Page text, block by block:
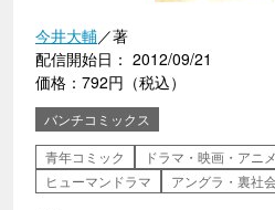
今井大輔／著
配信開始日： 2012/09/21
価格：792円（税込）
バンチコミックス
青年コミック
ドラマ・映画・アニ
ヒューマンドラマ
アングラ・裏社